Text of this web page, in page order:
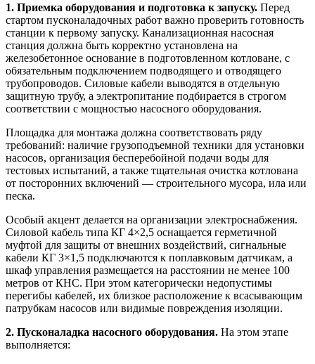
1. Приемка оборудования и подготовка к запуску. Перед
стартом пусконаладочных работ важно проверить готовность
станции к первому запуску. Канализационная насосная
станция должна быть корректно установлена на
железобетонное основание в подготовленном котловане, с
обязательным подключением подводящего и отводящего
трубопроводов. Силовые кабели выводятся в отдельную
защитную трубу, а электропитание подбирается в строгом
соответствии с мощностью насосного оборудования.
Площадка для монтажа должна соответствовать ряду
требований: наличие грузоподъемной техники для установки
насосов, организация бесперебойной подачи воды для
тестовых испытаний, а также тщательная очистка котлована
от посторонних включений — строительного мусора, ила или
песка.
Особый акцент делается на организации электроснабжения.
Силовой кабель типа КГ 4×2,5 оснащается герметичной
муфтой для защиты от внешних воздействий, сигнальные
кабели КГ 3×1,5 подключаются к поплавковым датчикам, а
шкаф управления размещается на расстоянии не менее 100
метров от КНС. При этом категорически недопустимы
перегибы кабелей, их близкое расположение к всасывающим
патрубкам насосов или видимые повреждения изоляции.
2. Пусконаладка насосного оборудования. На этом этапе
выполняется: